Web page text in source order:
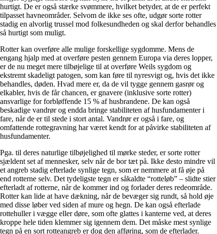
hurtigt. De er også stærke svømmere, hvilket betyder, at de er perfekt
tilpasset havneområder. Selvom de ikke ses ofte, udgør sorte rotter
stadig en alvorlig trussel mod folkesundheden og skal derfor behandles
så hurtigt som muligt.
Rotter kan overføre alle mulige forskellige sygdomme. Mens de
engang hjalp med at overføre pesten gennem Europa via deres lopper,
er de nu meget mere tilbøjelige til at overføre Weils sygdom og
ekstremt skadeligt patogen, som kan føre til nyresvigt og, hvis det ikke
behandles, døden. Hvad mere er, da de vil tygge gennem gasrør og
elkabler, hvis de får chancen, er gnavere (inklusive sorte rotter)
ansvarlige for forbløffende 15 % af husbrandene. De kan også
beskadige vandrør og endda bringe stabiliteten af husfundamenter i
fare, når de er til stede i stort antal. Vandrør er også i fare, og
omfattende rottegravning har været kendt for at påvirke stabiliteten af
husfundamenter.
Pga. til deres naturlige tilbøjelighed til mørke steder, er sorte rotter
sjældent set af mennesker, selv når de bor tæt på. Ikke desto mindre vil
et angreb stadig efterlade synlige tegn, som er nemmere at få øje på
end rotterne selv. Det tydeligste tegn er såkaldte “rotteløb” – slidte stier
efterladt af rotterne, når de kommer ind og forlader deres redeområde.
Rotter kan lide at have dækning, når de bevæger sig rundt, så hold øje
med disse løber ved siden af mure og hegn. De kan også efterlade
rottehuller i vægge eller døre, som ofte glattes i kanterne ved, at deres
kroppe hele tiden klemmer sig igennem dem. Det måske mest synlige
tegn på en sort rotteangreb er dog den afføring, som de efterlader.